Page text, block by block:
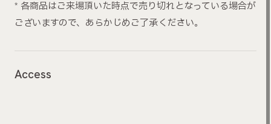
* 各商品はご来場頂いた時点で売り切れとなっている場合が
ございますので、あらかじめご了承ください。
Access